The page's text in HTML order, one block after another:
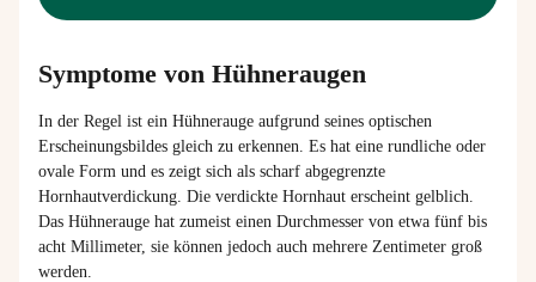
Symptome von Hühneraugen
In der Regel ist ein Hühnerauge aufgrund seines optischen
Erscheinungsbildes gleich zu erkennen. Es hat eine rundliche oder
ovale Form und es zeigt sich als scharf abgegrenzte
Hornhautverdickung. Die verdickte Hornhaut erscheint gelblich.
Das Hühnerauge hat zumeist einen Durchmesser von etwa fünf bis
acht Millimeter, sie können jedoch auch mehrere Zentimeter groß
werden.